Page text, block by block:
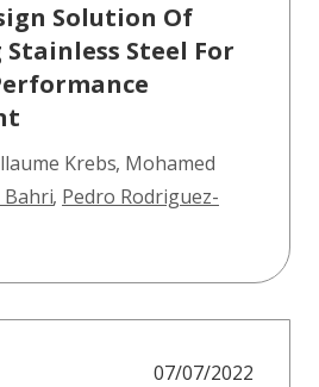
Solution Of
Stainless Steel For
Krebs, Mohamed
Bahri, Pedro Rodriguez-
07/07/2022